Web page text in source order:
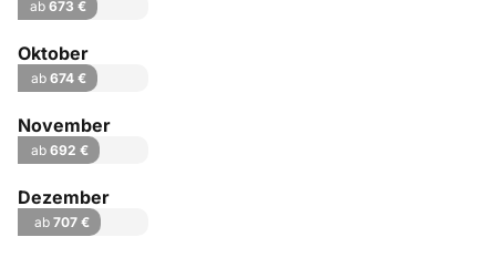
ab673 €
Oktober
ab674 €
November
ab 692 €
Dezember
ab 707 €